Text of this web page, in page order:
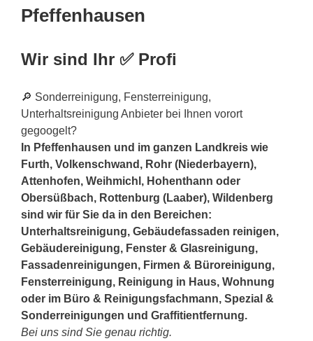
Pfeffenhausen
Wir sind Ihr ✅ Profi
🔎 Sonderreinigung, Fensterreinigung,
Unterhaltsreinigung Anbieter bei Ihnen vorort
gegoogelt?
In Pfeffenhausen und im ganzen Landkreis wie
Furth, Volkenschwand, Rohr (Niederbayern),
Attenhofen, Weihmichl, Hohenthann oder
Obersüßbach, Rottenburg (Laaber), Wildenberg
sind wir für Sie da in den Bereichen:
Unterhaltsreinigung, Gebäudefassaden reinigen,
Gebäudereinigung, Fenster & Glasreinigung,
Fassadenreinigungen, Firmen & Büroreinigung,
Fensterreinigung, Reinigung in Haus, Wohnung
oder im Büro & Reinigungsfachmann, Spezial &
Sonderreinigungen und Graffitientfernung.
Bei uns sind Sie genau richtig.